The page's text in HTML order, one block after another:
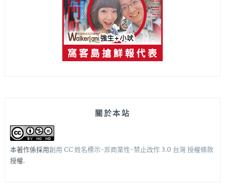
關於本站
本著作係採用創用 CC 姓名標示-非商業性-禁止改作 3.0 台灣 授權條款
授權.